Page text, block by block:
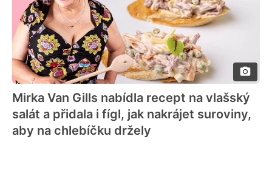
Mirka Van Gills nabídla recept na vlašský
salát a přidala i fígl, jak nakrájet suroviny,
aby na chlebíčku držely